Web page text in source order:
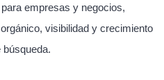
para empresas y negocios,
visibilidad y crecimiento